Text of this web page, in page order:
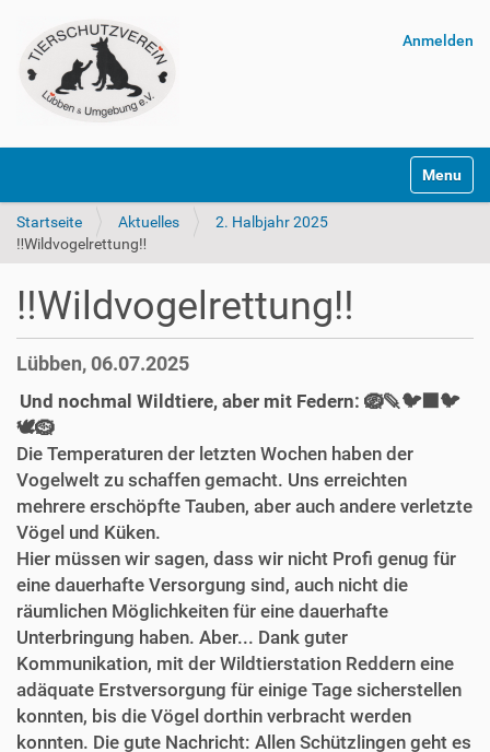
Anmelden
Startseite Aktuelles
2. Halbjahr 2025
‼️Wildvogelrettung‼️
‼️Wildvogelrettung‼️
Lübben, 06.07.2025
Und nochmal Wildtiere, aber mit Federn: 🪺🪶🐦‍⬛🐦
🕊️🪹
Die Temperaturen der letzten Wochen haben der
Vogelwelt zu schaffen gemacht. Uns erreichten
mehrere erschöpfte Tauben, aber auch andere verletzte
Vögel und Küken.
Hier müssen wir sagen, dass wir nicht Profi genug für
eine dauerhafte Versorgung sind, auch nicht die
räumlichen Möglichkeiten für eine dauerhafte
Unterbringung haben. Aber... Dank guter
Kommunikation, mit der Wildtierstation Reddern eine
adäquate Erstversorgung für einige Tage sicherstellen
konnten, bis die Vögel dorthin verbracht werden
konnten. Die gute Nachricht: Allen Schützlingen geht es